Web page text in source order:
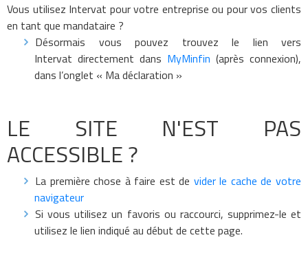
Vous utilisez Intervat pour votre entreprise ou pour vos clients
en tant que mandataire ?
Désormais vous pouvez trouvez le lien vers
Intervat directement dans MyMinfin (après connexion),
dans l’onglet « Ma déclaration »
LE SITE N'EST PAS
ACCESSIBLE ?
La première chose à faire est de vider le cache de votre
navigateur
Si vous utilisez un favoris ou raccourci, supprimez-le et
utilisez le lien indiqué au début de cette page.